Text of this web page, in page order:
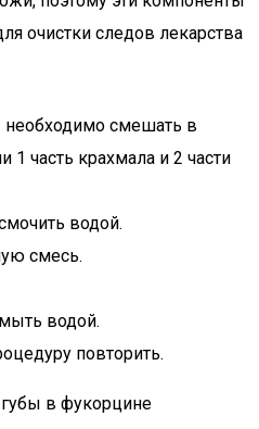
очистки следов лекарства
смешать в
часть крахмала и 2 части
водой.
смесь.
водой.
повторить.
в фукорцине